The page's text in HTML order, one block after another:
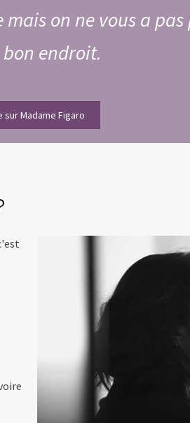
on ne vous a
endroit.
Madame Figaro